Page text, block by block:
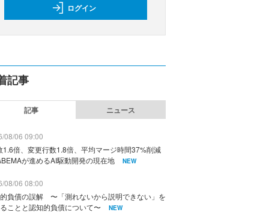
ログイン
記事
記事 ニュース
08/06 09:00
1.6倍、変更行数1.8倍、平均マージ時間37%削減
が進めるAI駆動開発の現在地
NEW
08/06 08:00
負債の誤解 〜「測れないから説明できない」を
ことと認知的負債について〜
NEW